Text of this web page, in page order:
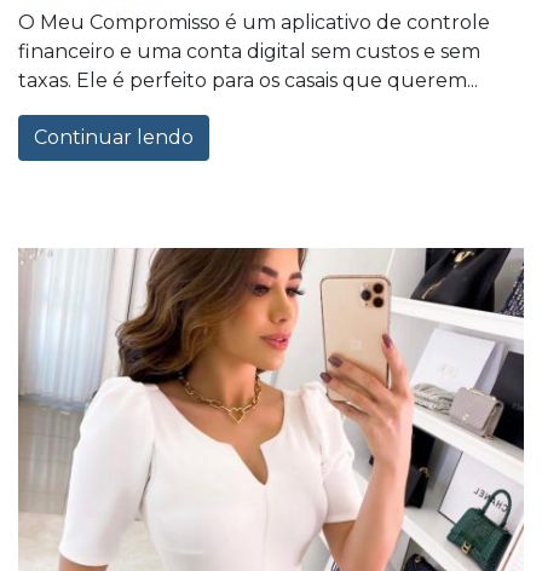
O Meu Compromisso é um aplicativo de controle
financeiro e uma conta digital sem custos e sem
taxas. Ele é perfeito para os casais que querem...
Continuar lendo